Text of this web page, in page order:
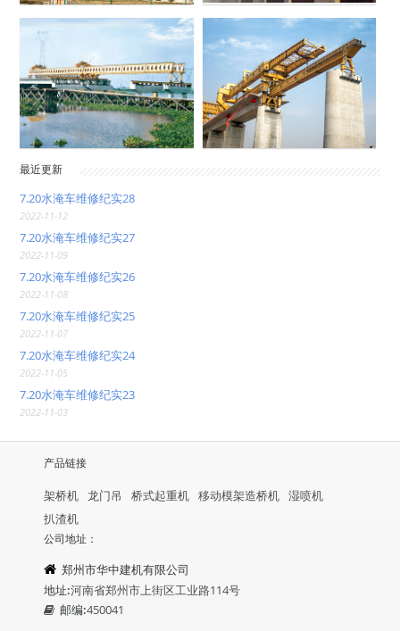
最近更新
7.20水淹车维修纪实28
2022-11-12
7.20水淹车维修纪实27
2022-11-09
7.20水淹车维修纪实26
2022-11-08
7.20水淹车维修纪实25
2022-11-07
7.20水淹车维修纪实24
2022-11-05
7.20水淹车维修纪实23
2022-11-03
产品链接
架桥机 龙门吊 桥式起重机 移动模架造桥机 湿喷机
扒渣机
公司地址：
郑州市华中建机有限公司
地址:河南省郑州市上街区工业路114号
邮编:450041